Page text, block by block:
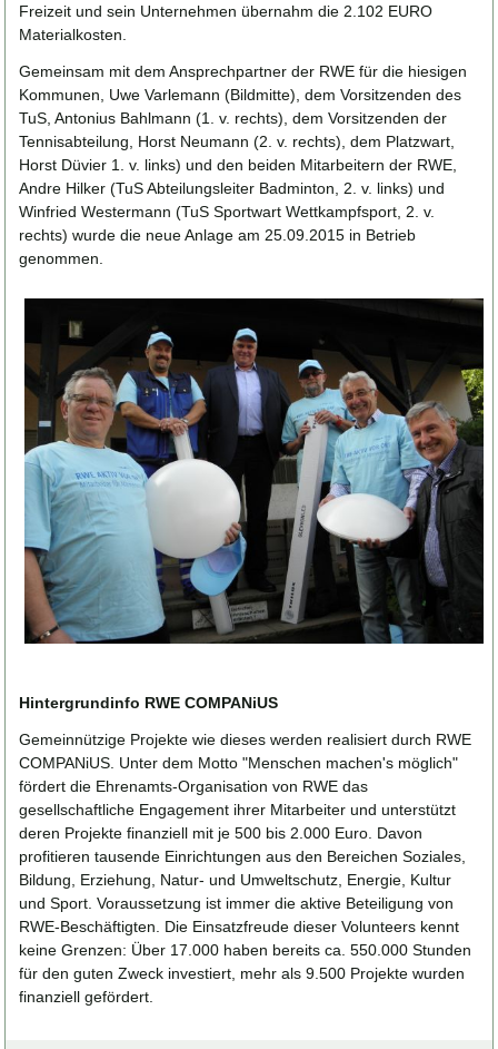
Freizeit und sein Unternehmen übernahm die 2.102 EURO
Materialkosten.
Gemeinsam mit dem Ansprechpartner der RWE für die hiesigen
Kommunen, Uwe Varlemann (Bildmitte), dem Vorsitzenden des
TuS, Antonius Bahlmann (1. v. rechts), dem Vorsitzenden der
Tennisabteilung, Horst Neumann (2. v. rechts), dem Platzwart,
Horst Düvier 1. v. links) und den beiden Mitarbeitern der RWE,
Andre Hilker (TuS Abteilungsleiter Badminton, 2. v. links) und
Winfried Westermann (TuS Sportwart Wettkampfsport, 2. v.
rechts) wurde die neue Anlage am 25.09.2015 in Betrieb
genommen.
Hintergrundinfo RWE COMPANiUS
Gemeinnützige Projekte wie dieses werden realisiert durch RWE
COMPANiUS. Unter dem Motto "Menschen machen's möglich"
fördert die Ehrenamts-Organisation von RWE das
gesellschaftliche Engagement ihrer Mitarbeiter und unterstützt
deren Projekte finanziell mit je 500 bis 2.000 Euro. Davon
profitieren tausende Einrichtungen aus den Bereichen Soziales,
Bildung, Erziehung, Natur- und Umweltschutz, Energie, Kultur
und Sport. Voraussetzung ist immer die aktive Beteiligung von
RWE-Beschäftigten. Die Einsatzfreude dieser Volunteers kennt
keine Grenzen: Über 17.000 haben bereits ca. 550.000 Stunden
für den guten Zweck investiert, mehr als 9.500 Projekte wurden
finanziell gefördert.